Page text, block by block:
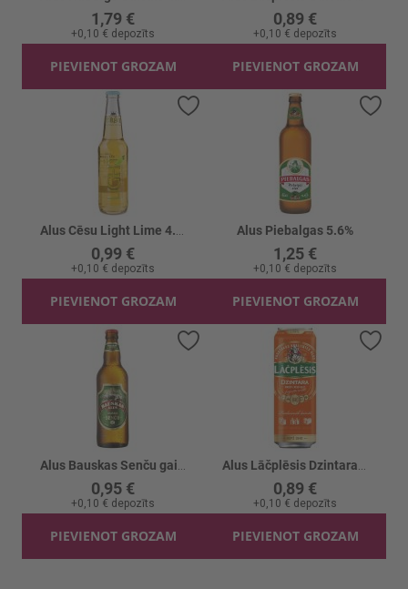
1,79 €
+0,10 € depozīts
PIEVIENOT GROZAM
0,89 €
+0,10 € depozīts
PIEVIENOT GROZAM
0,99 €
+0,10 € depozīts
PIEVIENOT GROZAM
Pievienot vēlmju sarakstam
Alus Piebalgas 5.6%
1,25 €
+0,10 € depozīts
PIEVIENOT GROZAM
0,95 €
+0,10 € depozīts
PIEVIENOT GROZAM
Pievienot vēlmju sarakstam
0,89 €
+0,10 € depozīts
PIEVIENOT GROZAM